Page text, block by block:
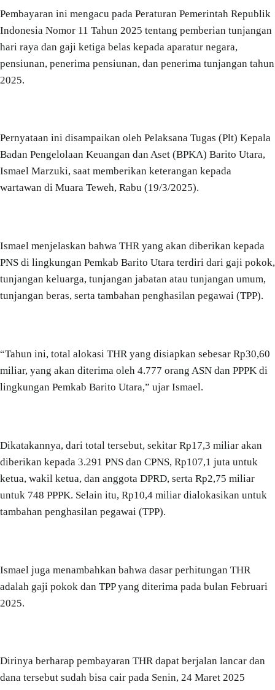
Pembayaran ini mengacu pada Peraturan Pemerintah Republik
Indonesia Nomor 11 Tahun 2025 tentang pemberian tunjangan
hari raya dan gaji ketiga belas kepada aparatur negara,
pensiunan, penerima pensiunan, dan penerima tunjangan tahun
2025.
Pernyataan ini disampaikan oleh Pelaksana Tugas (Plt) Kepala
Badan Pengelolaan Keuangan dan Aset (BPKA) Barito Utara,
Ismael Marzuki, saat memberikan keterangan kepada
wartawan di Muara Teweh, Rabu (19/3/2025).
Ismael menjelaskan bahwa THR yang akan diberikan kepada
PNS di lingkungan Pemkab Barito Utara terdiri dari gaji pokok,
tunjangan keluarga, tunjangan jabatan atau tunjangan umum,
tunjangan beras, serta tambahan penghasilan pegawai (TPP).
“Tahun ini, total alokasi THR yang disiapkan sebesar Rp30,60
miliar, yang akan diterima oleh 4.777 orang ASN dan PPPK di
lingkungan Pemkab Barito Utara,” ujar Ismael.
Dikatakannya, dari total tersebut, sekitar Rp17,3 miliar akan
diberikan kepada 3.291 PNS dan CPNS, Rp107,1 juta untuk
ketua, wakil ketua, dan anggota DPRD, serta Rp2,75 miliar
untuk 748 PPPK. Selain itu, Rp10,4 miliar dialokasikan untuk
tambahan penghasilan pegawai (TPP).
Ismael juga menambahkan bahwa dasar perhitungan THR
adalah gaji pokok dan TPP yang diterima pada bulan Februari
2025.
Dirinya berharap pembayaran THR dapat berjalan lancar dan
dana tersebut sudah bisa cair pada Senin, 24 Maret 2025